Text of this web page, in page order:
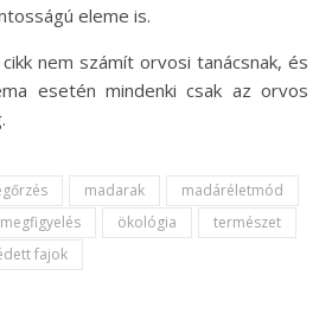
eleme is.
nem számít orvosi tanácsnak, és
esetén mindenki csak az orvos
madarak
madáréletmód
ökológia
természet
fajok